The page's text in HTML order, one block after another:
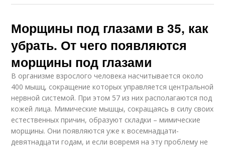
Морщины под глазами в 35, как
убрать. От чего появляются
морщины под глазами
В организме взрослого человека насчитывается около
400 мышц, сокращение которых управляется центральной
нервной системой. При этом 57 из них располагаются под
кожей лица. Мимические мышцы, сокращаясь в силу своих
естественных причин, образуют складки – мимические
морщины. Они появляются уже к восемнадцати-
девятнадцати годам, и если вовремя на эту проблему не